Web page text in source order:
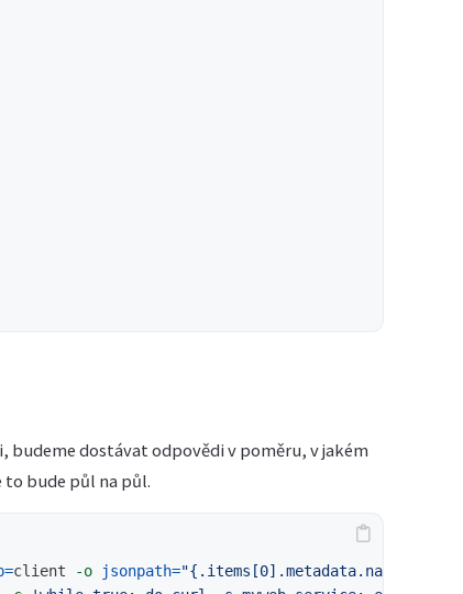
dostávat odpovědi v poměru, v jakém
to bude půl na půl.
=client -o jsonpath="{.items[0].metadata.name}"